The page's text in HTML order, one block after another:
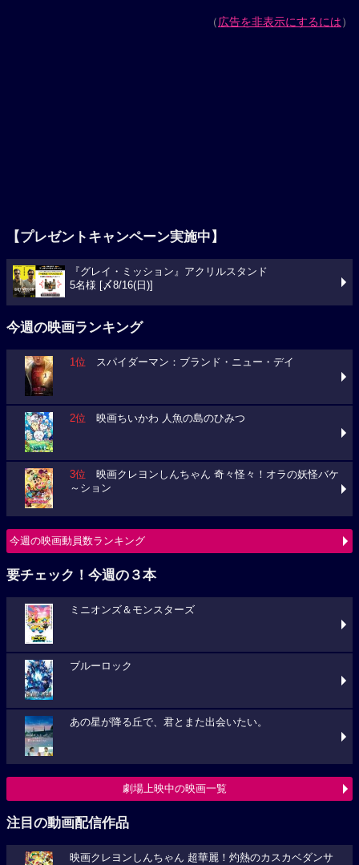
（広告を非表示にするには）
【プレゼントキャンペーン実施中】
『グレイ・ミッション』アクリルスタンド
5名様 [〆8/16(日)]
今週の映画ランキング
1位 スパイダーマン：ブランド・ニュー・デイ
2位 映画ちいかわ 人魚の島のひみつ
3位 映画クレヨンしんちゃん 奇々怪々！オラの妖怪バケ
～ション
今週の映画動員数ランキング
要チェック！今週の３本
ミニオンズ＆モンスターズ
ブルーロック
あの星が降る丘で、君とまた出会いたい。
劇場上映中の映画一覧
注目の動画配信作品
映画クレヨンしんちゃん 超華麗！灼熱のカスカベダンサ